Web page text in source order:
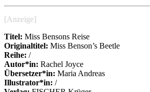
[Anzeige]
Titel: Miss Bensons Reise
Originaltitel: Miss Benson’s Beetle
Reihe: /
Autor*in: Rachel Joyce
Übersetzer*in: Maria Andreas
Illustrator*in: /